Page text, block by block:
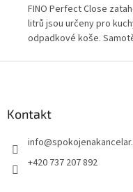
FINO Perfect Close
litrů jsou určeny pro
odpadkové koše.
Kontakt
info@
+420 737 207 892